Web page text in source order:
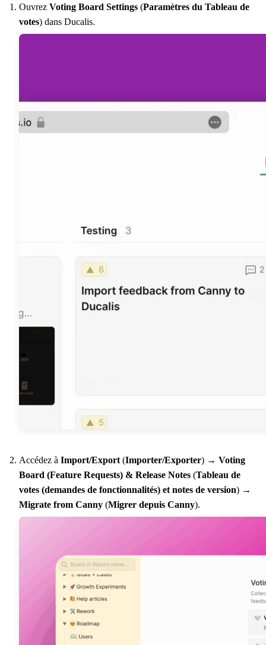
Ouvrez Voting Board Settings (Paramètres du Tableau de
votes) dans Ducalis.
Accédez à Import/Export (Importer/Exporter) → Voting
Board (Feature Requests) & Release Notes (Tableau de
votes (demandes de fonctionnalités) et notes de version) →
Migrate from Canny (Migrer depuis Canny).